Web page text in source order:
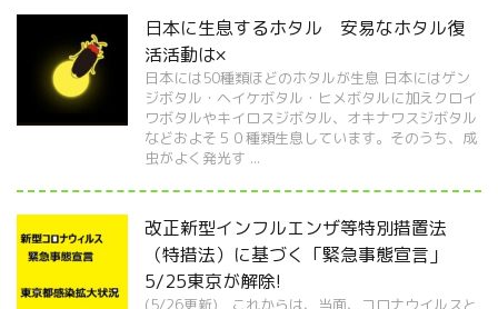
日本に生息するホタル 安易なホタル復
活活動は×
日本には50種類ほどのホタルが生息 日本にはゲン
ジボタル・ヘイケボタル・ヒメボタルに加えクロイ
ワボタルやキイロスジボタル、オキナワスジボタル
などおよそ５０種類生息しています。そのうち、成
虫がよく発光す ...
改正新型インフルエンザ等特別措置法
（特措法）に基づく「緊急事態宣言」
5/25東京が解除!
(5/26更新) これからは、当面、コロナウイルスと